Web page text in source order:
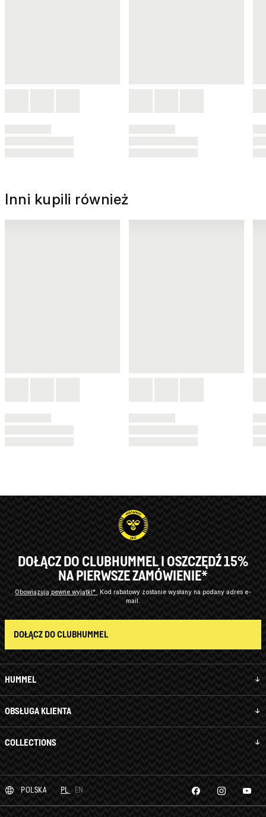
Inni kupili również
HUMMEL
OBSŁUGA KLIENTA
COLLECTIONS
DOŁĄCZ DO CLUBHUMMEL I OSZCZĘDŹ 15%
NA PIERWSZE ZAMÓWIENIE*
Obowiązują pewne wyjątki*
Kod rabatowy zostanie wysłany na podany adres e-
mail.
DOŁĄCZ DO CLUBHUMMEL
POLSKA PL EN